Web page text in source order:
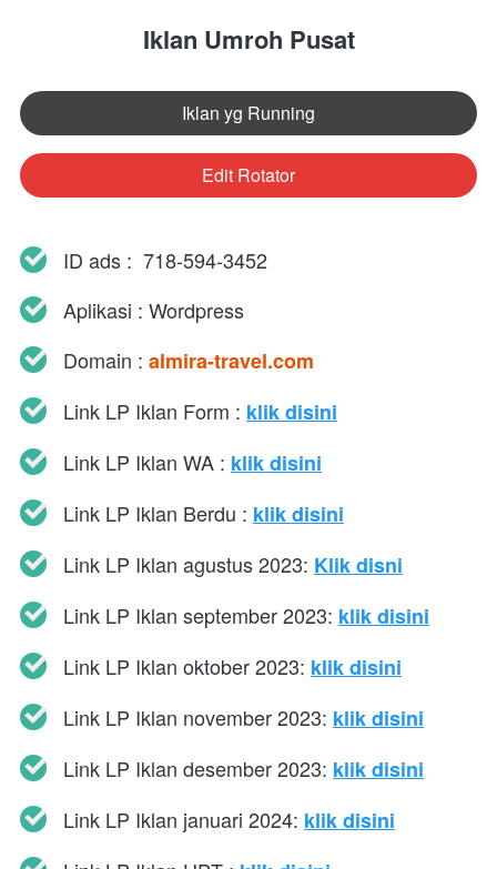
Iklan Umroh Pusat
`Iklan yg Running
`Edit Rotator
ID ads :  718-594-3452
Aplikasi : Wordpress
Domain : almira-travel.com
Link LP Iklan Form : klik disini
Link LP Iklan WA : klik disini
Link LP Iklan Berdu : klik disini
Link LP Iklan agustus 2023: Klik disni
Link LP Iklan september 2023: klik disini
Link LP Iklan oktober 2023: klik disini
Link LP Iklan november 2023: klik disini
Link LP Iklan desember 2023: klik disini
Link LP Iklan januari 2024: klik disini